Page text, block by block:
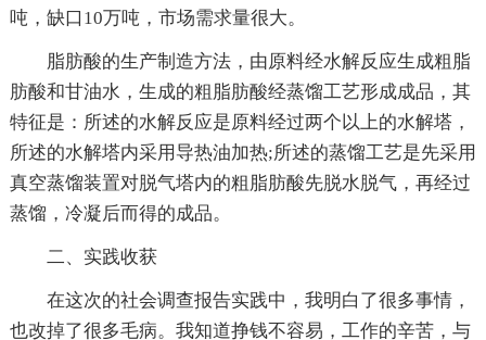
吨，缺口10万吨，市场需求量很大。
脂肪酸的生产制造方法，由原料经水解反应生成粗脂
肪酸和甘油水，生成的粗脂肪酸经蒸馏工艺形成成品，其
特征是：所述的水解反应是原料经过两个以上的水解塔，
所述的水解塔内采用导热油加热;所述的蒸馏工艺是先采用
真空蒸馏装置对脱气塔内的粗脂肪酸先脱水脱气，再经过
蒸馏，冷凝后而得的成品。
二、实践收获
在这次的社会调查报告实践中，我明白了很多事情，
也改掉了很多毛病。我知道挣钱不容易，工作的辛苦，与